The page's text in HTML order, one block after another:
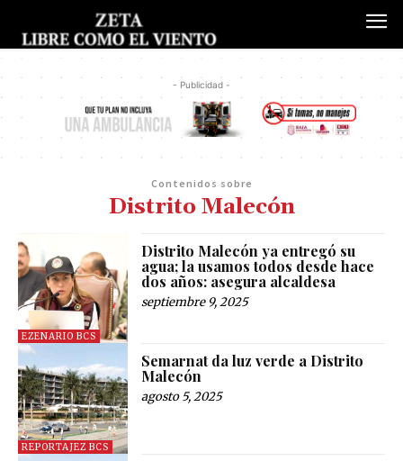
- Publicidad -
Contenidos sobre
Distrito Malecón
EZENARIO BCS
Distrito Malecón ya entregó su
agua; la usamos todos desde hace
dos años: asegura alcaldesa
septiembre 9, 2025
REPORTAJEZ BCS
Semarnat da luz verde a Distrito
Malecón
agosto 5, 2025